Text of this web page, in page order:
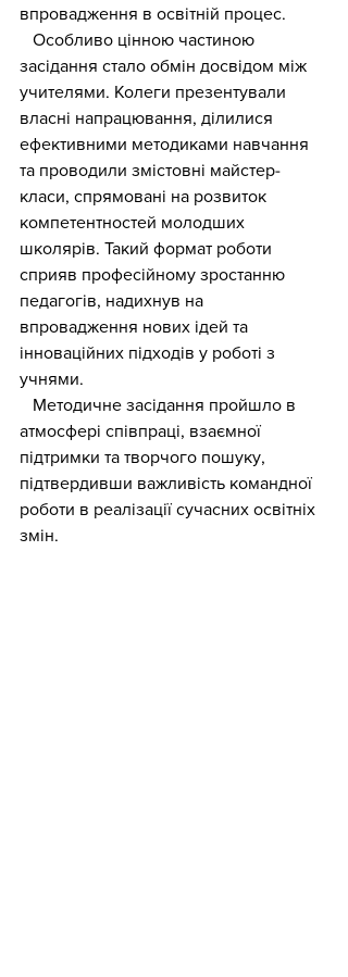
впровадження в освітній процес.
засідання стало обмін досвідом між
учителями. Колеги презентували
власні напрацювання, ділилися
ефективними методиками навчання
та проводили змістовні майстер-
класи, спрямовані на розвиток
компетентностей молодших
школярів. Такий формат роботи
сприяв професійному зростанню
педагогів, надихнув на
впровадження нових ідей та
інноваційних підходів у роботі з
учнями.
атмосфері співпраці, взаємної
підтримки та творчого пошуку,
підтвердивши важливість командної
роботи в реалізації сучасних освітніх
змін.